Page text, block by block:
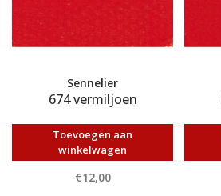
Sennelier
674 vermiljoen
Toevoegen aan
winkelwagen
€12,00